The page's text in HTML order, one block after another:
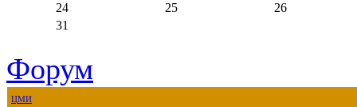
24
25
26
31
Форум
ЦМИ